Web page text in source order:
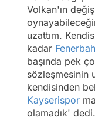
Volkan'ın
uzattım.
kadar
başında pek
sözleşmesinin
kendisinden
Kayserispor
olamadık'